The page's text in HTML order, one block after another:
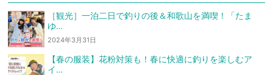
［観光］一泊二日で釣りの後＆和歌山を満喫！「たま
ゆ…
2024年3月31日
【春の服装】花粉対策も！春に快適に釣りを楽しむア
イ…